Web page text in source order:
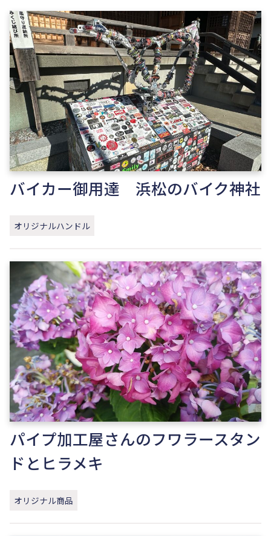
バイカー御用達 浜松のバイク神社
オリジナルハンドル
パイプ加工屋さんのフワラースタン
ドとヒラメキ
オリジナル商品